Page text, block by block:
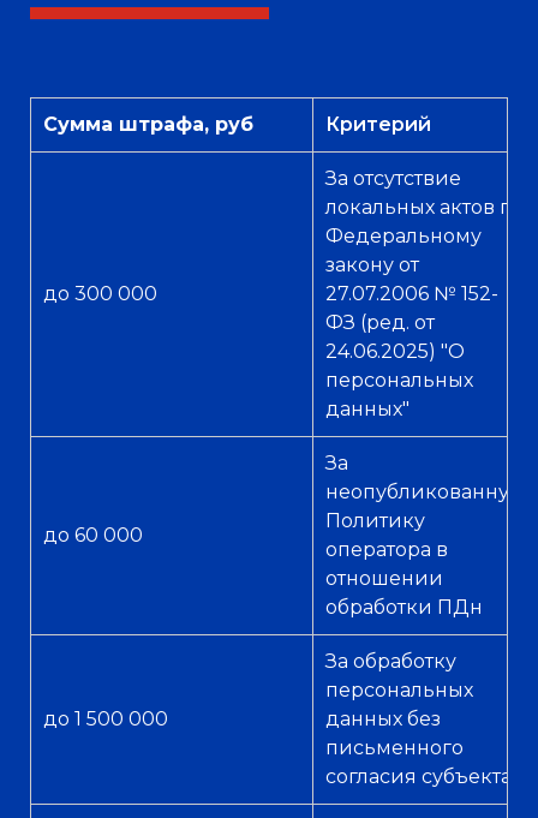
Сумма штрафа, руб Критерий
до 300 000
За отсутствие
локальных актов по
Федеральному
закону от
27.07.2006 № 152-
ФЗ (ред. от
24.06.2025) "О
персональных
данных"
до 60 000
За
неопубликованную
Политику
оператора в
отношении
обработки ПДн
до 1 500 000
За обработку
персональных
данных без
письменного
согласия субъекта